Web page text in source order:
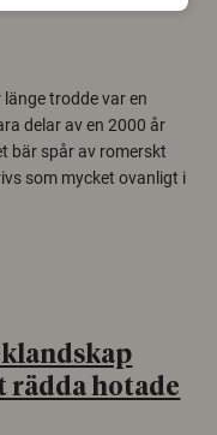
trodde var en
delar av en 2000 år
bär spår av romerskt
som mycket ovanligt i
rädda hotade